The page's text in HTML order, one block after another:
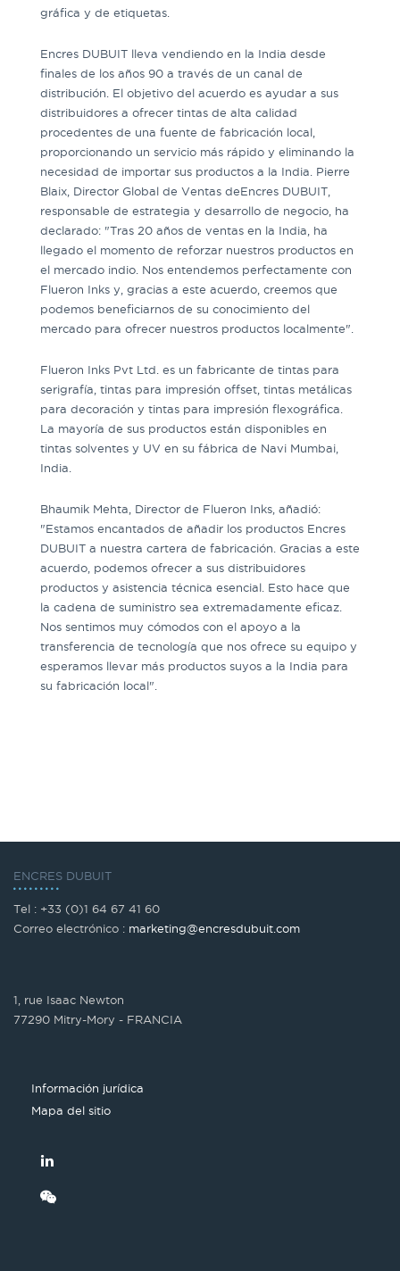
gráfica y de etiquetas.
Encres DUBUIT lleva vendiendo en la India desde
finales de los años 90 a través de un canal de
distribución. El objetivo del acuerdo es ayudar a sus
distribuidores a ofrecer tintas de alta calidad
procedentes de una fuente de fabricación local,
proporcionando un servicio más rápido y eliminando la
necesidad de importar sus productos a la India. Pierre
Blaix, Director Global de Ventas deEncres DUBUIT,
responsable de estrategia y desarrollo de negocio, ha
declarado: "Tras 20 años de ventas en la India, ha
llegado el momento de reforzar nuestros productos en
el mercado indio. Nos entendemos perfectamente con
Flueron Inks y, gracias a este acuerdo, creemos que
podemos beneficiarnos de su conocimiento del
mercado para ofrecer nuestros productos localmente".
Flueron Inks Pvt Ltd. es un fabricante de tintas para
serigrafía, tintas para impresión offset, tintas metálicas
para decoración y tintas para impresión flexográfica.
La mayoría de sus productos están disponibles en
tintas solventes y UV en su fábrica de Navi Mumbai,
India.
Bhaumik Mehta, Director de Flueron Inks, añadió:
"Estamos encantados de añadir los productos Encres
DUBUIT a nuestra cartera de fabricación. Gracias a este
acuerdo, podemos ofrecer a sus distribuidores
productos y asistencia técnica esencial. Esto hace que
la cadena de suministro sea extremadamente eficaz.
Nos sentimos muy cómodos con el apoyo a la
transferencia de tecnología que nos ofrece su equipo y
esperamos llevar más productos suyos a la India para
su fabricación local".
ENCRES DUBUIT
Tel : +33 (0)1 64 67 41 60
Correo electrónico : marketing@encresdubuit.com
1, rue Isaac Newton
77290 Mitry-Mory - FRANCIA
Información jurídica
Mapa del sitio